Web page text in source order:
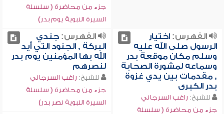
جزء من محاضرة ( سلسلة
السيرة النبوية يوم بدر)
الفهرس:اختيار
الرسول صلى الله عليه
وسلم مكان موقعة بدر
وسماعه لمشورة الصحابة
, مقدمات بين يدي غزوة
بدر الكبرى
للشيخ: راغب السرجاني
جزء من محاضرة ( سلسلة
الفهرس:جندي
البركة , الجنود التي أيد
الله بها المؤمنين يوم بدر
لنصرهم
للشيخ: راغب السرجاني
جزء من محاضرة ( سلسلة
السيرة النبوية نصر بدر)